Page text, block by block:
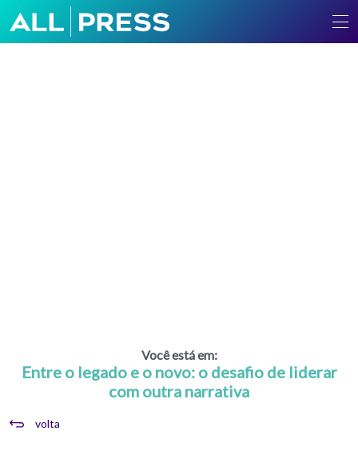
Você está em:
Entre o legado e o novo: o desafio de liderar
com outra narrativa
volta